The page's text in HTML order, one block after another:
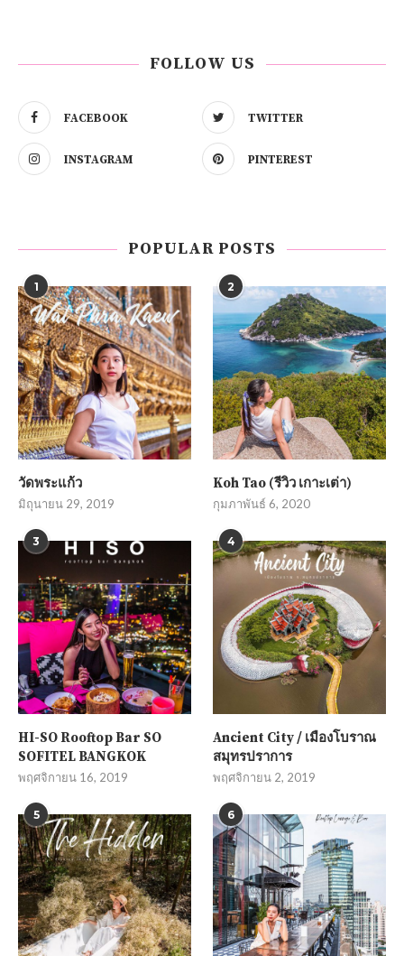
FOLLOW US
FACEBOOK TWITTER
INSTAGRAM PINTEREST
POPULAR POSTS
1
วัดพระแก้ว
มิถุนายน 29, 2019
2
Koh Tao (รีวิว เกาะเต่า)
กุมภาพันธ์ 6, 2020
3
HI-SO Rooftop Bar SO
SOFITEL BANGKOK
พฤศจิกายน 16, 2019
4
Ancient City / เมืองโบราณ
สมุทรปราการ
พฤศจิกายน 2, 2019
5 6